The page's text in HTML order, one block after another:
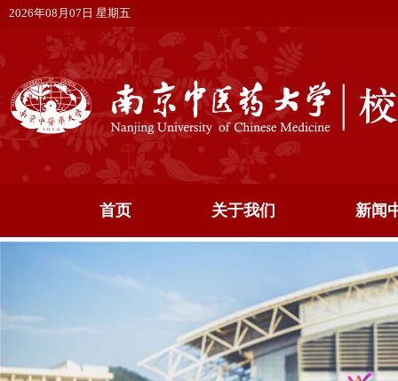
2026年08月07日 星期五
首页 关于我们 新闻